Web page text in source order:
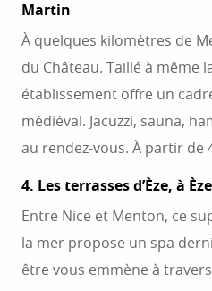
Martin
À quelques kilomètres de
du Château. Taillé à même
établissement offre un
médiéval. Jacuzzi, sauna,
au rendez-vous. À partir de
4. Les terrasses d’Èze, à Èze
Entre Nice et Menton, ce
la mer propose un spa
être vous emmène à